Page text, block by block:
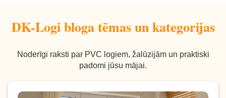
DK-Logi bloga tēmas un kategorijas
Noderīgi raksti par PVC logiem, žalūzijām un praktiski
padomi jūsu mājai.